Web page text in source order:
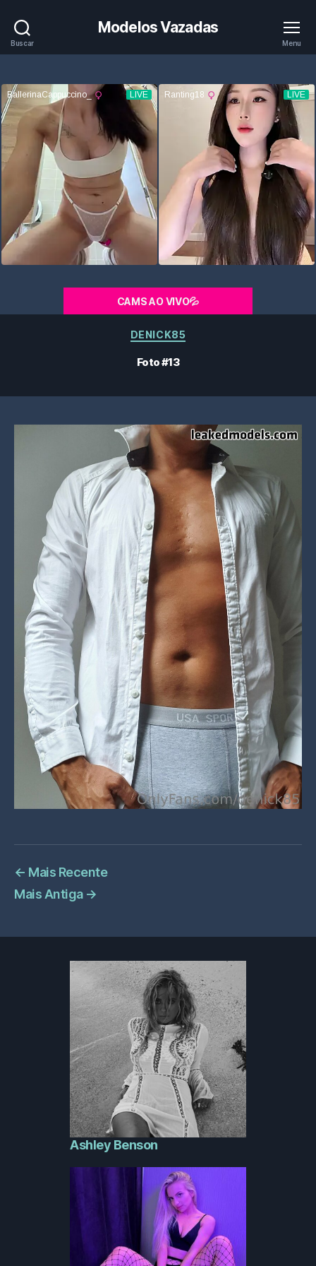
Buscar
Modelos Vazadas
Menu
CAMS AO VIVO💦
Categorias
DENICK85
Foto #13
← Mais Recente
Mais Antiga →
Ashley Benson